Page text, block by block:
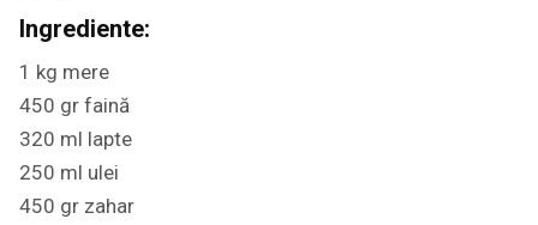
Ingrediente:
1 kg mere
450 gr faină
320 ml lapte
250 ml ulei
450 gr zahar